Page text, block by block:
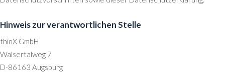
Hinweis zur verantwortlichen Stelle
thinX GmbH
Walsertalweg 7
D-86163 Augsburg